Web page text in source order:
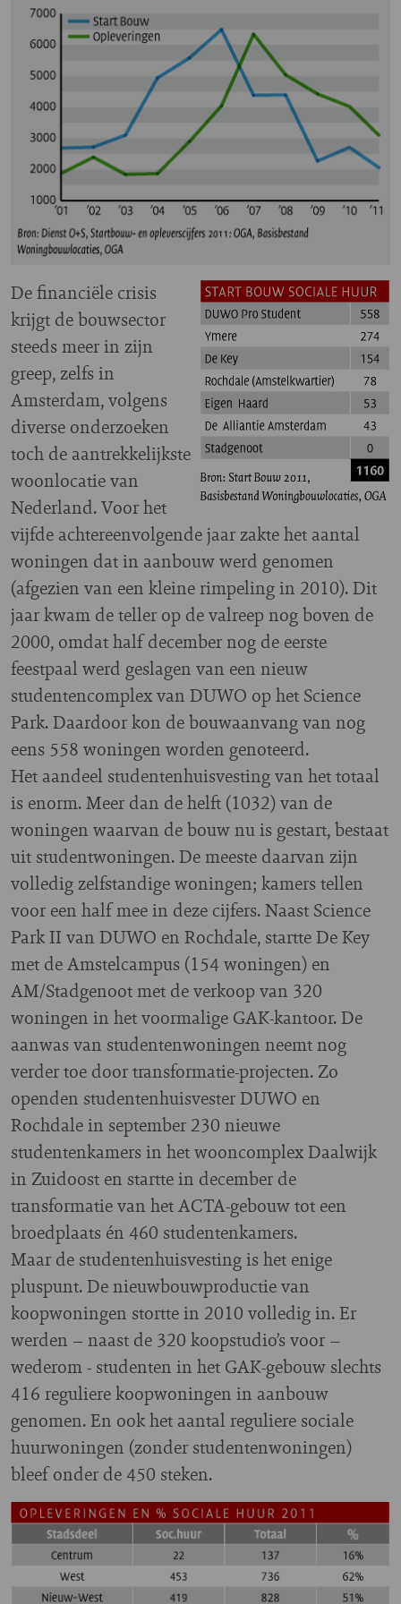
De financiële crisis
krijgt de bouwsector
steeds meer in zijn
greep, zelfs in
Amsterdam, volgens
diverse onderzoeken
toch de aantrekkelijkste
woonlocatie van
Nederland. Voor het
vijfde achtereenvolgende jaar zakte het aantal
woningen dat in aanbouw werd genomen
(afgezien van een kleine rimpeling in 2010). Dit
jaar kwam de teller op de valreep nog boven de
2000, omdat half december nog de eerste
feestpaal werd geslagen van een nieuw
studentencomplex van DUWO op het Science
Park. Daardoor kon de bouwaanvang van nog
eens 558 woningen worden genoteerd.
Het aandeel studentenhuisvesting van het totaal
is enorm. Meer dan de helft (1032) van de
woningen waarvan de bouw nu is gestart, bestaat
uit studentwoningen. De meeste daarvan zijn
volledig zelfstandige woningen; kamers tellen
voor een half mee in deze cijfers. Naast Science
Park II van DUWO en Rochdale, startte De Key
met de Amstelcampus (154 woningen) en
AM/Stadgenoot met de verkoop van 320
woningen in het voormalige GAK-kantoor. De
aanwas van studentenwoningen neemt nog
verder toe door transformatie-projecten. Zo
openden studentenhuisvester DUWO en
Rochdale in september 230 nieuwe
studentenkamers in het wooncomplex Daalwijk
in Zuidoost en startte in december de
transformatie van het ACTA-gebouw tot een
broedplaats én 460 studentenkamers.
Maar de studentenhuisvesting is het enige
pluspunt. De nieuwbouwproductie van
koopwoningen stortte in 2010 volledig in. Er
werden – naast de 320 koopstudio’s voor –
wederom - studenten in het GAK-gebouw slechts
416 reguliere koopwoningen in aanbouw
genomen. En ook het aantal reguliere sociale
huurwoningen (zonder studentenwoningen)
bleef onder de 450 steken.